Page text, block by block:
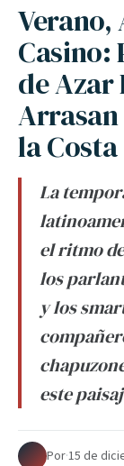
Verano,
Casino:
de Azar
la Costa
La
el ritmo
los
y los
este
Por·15 de